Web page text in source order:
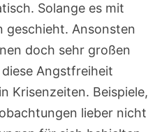
Solange es mit
geschieht. Ansonsten
doch sehr großen
Angstfreiheit
Krisenzeiten. Beispiele,
lieber nicht